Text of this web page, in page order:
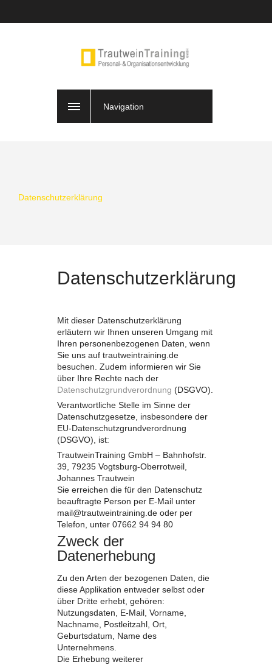
Navigation
Datenschutzerklärung
Datenschutzerklärung
Mit dieser Datenschutzerklärung
erläutern wir Ihnen unseren Umgang mit
Ihren personenbezogenen Daten, wenn
Sie uns auf trautweintraining.de
besuchen. Zudem informieren wir Sie
über Ihre Rechte nach der
Datenschutzgrundverordnung (DSGVO).
Verantwortliche Stelle im Sinne der
Datenschutzgesetze, insbesondere der
EU-Datenschutzgrundverordnung
(DSGVO), ist:
TrautweinTraining GmbH – Bahnhofstr.
39, 79235 Vogtsburg-Oberrotweil,
Johannes Trautwein
Sie erreichen die für den Datenschutz
beauftragte Person per E-Mail unter
mail@trautweintraining.de oder per
Telefon, unter 07662 94 94 80
Zweck der
Datenerhebung
Zu den Arten der bezogenen Daten, die
diese Applikation entweder selbst oder
über Dritte erhebt, gehören:
Nutzungsdaten, E-Mail, Vorname,
Nachname, Postleitzahl, Ort,
Geburtsdatum, Name des
Unternehmens.
Die Erhebung weiterer